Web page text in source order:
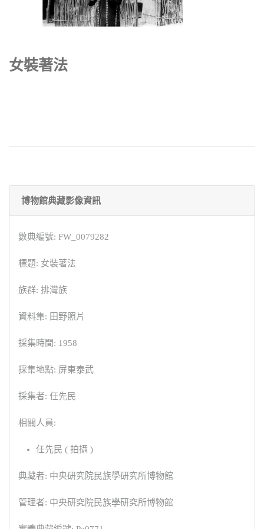
女裝著法
博物館典藏影像資訊
數典編號: FW_0079282
標題: 女裝著法
族群: 排灣族
資料集: 田野照片
採集時間: 1958
採集地點: 屏東泰武
採集者: 任先民
相關人員:
任先民 ( 拍攝 )
典藏者: 中央研究院民族學研究所博物館
管理者: 中央研究院民族學研究所博物館